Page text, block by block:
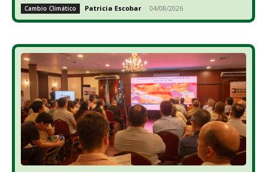
Cambio Climático Patricia Escobar - 04/08/2026